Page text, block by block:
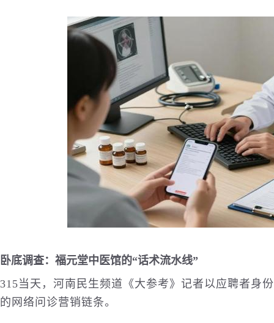
卧底调查：福元堂中医馆的“话术流水线”
315当天，河南民生频道《大参考》记者以应聘者身
的网络问诊营销链条。